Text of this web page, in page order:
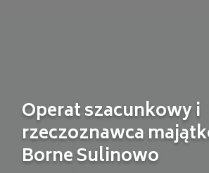
Operat szacunkowy i
rzeczoznawca
Borne Sulinowo